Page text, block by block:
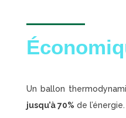
Un ballon
jusqu’à 70% de l’énergie.